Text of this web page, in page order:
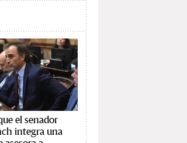
el senador
integra una